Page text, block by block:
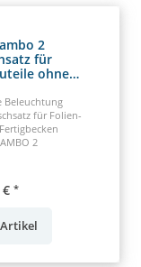
2
für
ohne
Beleuchtung
für Folien-
2
€ *